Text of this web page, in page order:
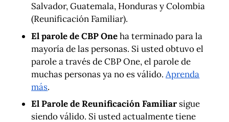
Salvador, Guatemala, Honduras y Colombia
(Reunificación Familiar).
El parole de CBP Oneha terminado para la
mayoría de las personas. Si usted obtuvo el
parole a través de CBP One, el parole de
muchas personas ya no es válido.Aprenda
más.
El Parole de Reunificación Familiar sigue
siendo válido. Si usted actualmente tiene